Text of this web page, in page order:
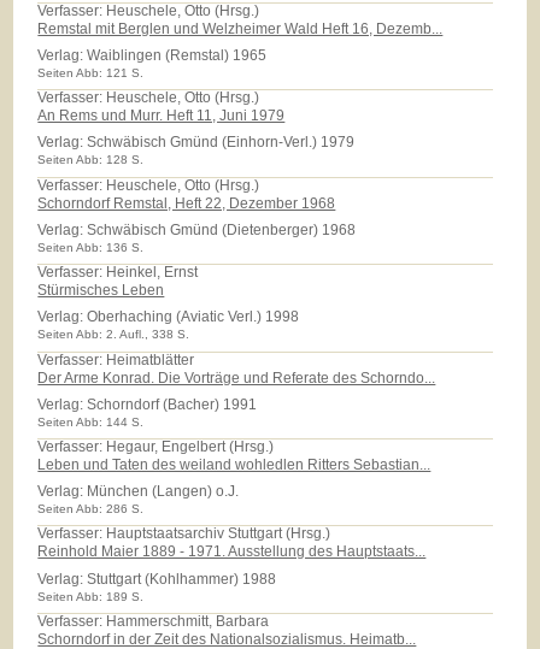
Verfasser: Heuschele, Otto (Hrsg.)
Remstal mit Berglen und Welzheimer Wald Heft 16, Dezemb...
Verlag:Waiblingen (Remstal) 1965
Seiten Abb: 121 S.
Verfasser: Heuschele, Otto (Hrsg.)
An Rems und Murr. Heft 11, Juni 1979
Verlag:Schwäbisch Gmünd (Einhorn-Verl.) 1979
Seiten Abb: 128 S.
Verfasser: Heuschele, Otto (Hrsg.)
Schorndorf Remstal, Heft 22, Dezember 1968
Verlag:Schwäbisch Gmünd (Dietenberger) 1968
Seiten Abb: 136 S.
Verfasser: Heinkel, Ernst
Stürmisches Leben
Verlag:Oberhaching (Aviatic Verl.) 1998
Seiten Abb: 2. Aufl., 338 S.
Verfasser: Heimatblätter
Der Arme Konrad. Die Vorträge und Referate des Schorndo...
Verlag:Schorndorf (Bacher) 1991
Seiten Abb: 144 S.
Verfasser: Hegaur, Engelbert (Hrsg.)
Leben und Taten des weiland wohledlen Ritters Sebastian...
Verlag: München (Langen) o.J.
Seiten Abb: 286 S.
Verfasser: Hauptstaatsarchiv Stuttgart (Hrsg.)
Reinhold Maier 1889 - 1971. Ausstellung des Hauptstaats...
Verlag:Stuttgart (Kohlhammer) 1988
Seiten Abb: 189 S.
Verfasser: Hammerschmitt, Barbara
Schorndorf in der Zeit des Nationalsozialismus. Heimatb...